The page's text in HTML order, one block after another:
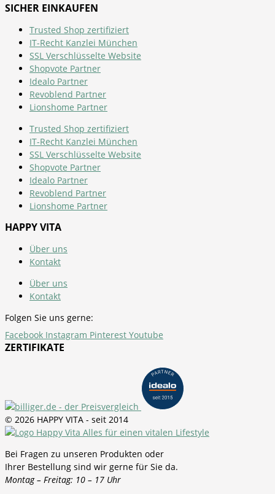
SICHER EINKAUFEN
Trusted Shop zertifiziert
IT-Recht Kanzlei München
SSL Verschlüsselte Website
Shopvote Partner
Idealo Partner
Revoblend Partner
Lionshome Partner
Trusted Shop zertifiziert
IT-Recht Kanzlei München
SSL Verschlüsselte Website
Shopvote Partner
Idealo Partner
Revoblend Partner
Lionshome Partner
HAPPY VITA
Über uns
Kontakt
Über uns
Kontakt
Folgen Sie uns gerne:
Facebook Instagram Pinterest Youtube
ZERTIFIKATE
© 2026 HAPPY VITA - seit 2014
Bei Fragen zu unseren Produkten oder
Ihrer Bestellung sind wir gerne für Sie da.
Montag – Freitag: 10 – 17 Uhr